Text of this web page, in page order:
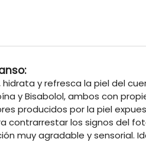
y refresca la piel del
y Bisabolol, ambos con
producidos por la piel
contrarrestar los signos del
muy agradable y sensorial.